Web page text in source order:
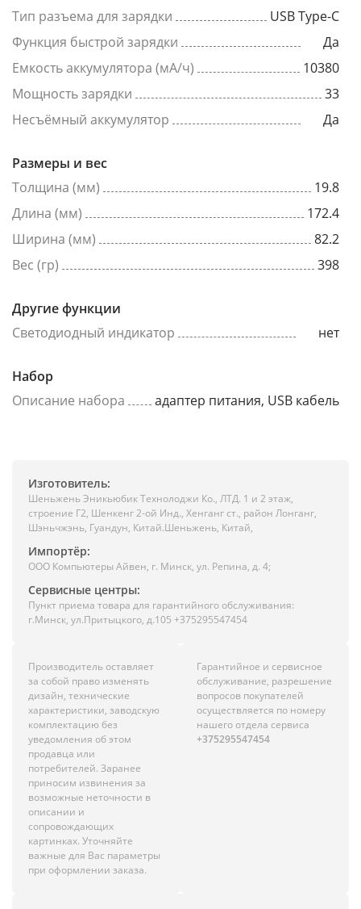
Тип разъема для зарядки
USB Type-C
Функция быстрой зарядки
Да
Емкость аккумулятора (мА/ч)
10380
Мощность зарядки
33
Несъёмный аккумулятор
Да
Размеры и вес
Толщина (мм)
19.8
Длина (мм)
172.4
Ширина (мм)
82.2
Вес (гр)
398
Другие функции
Светодиодный индикатор
нет
Набор
Описание набора
адаптер питания, USB кабель
Изготовитель:
Шеньжень Эникьюбик Технолоджи Ко., ЛТД. 1 и 2 этаж,
строение Г2, Шенкенг 2-ой Инд., Хенганг ст., район Лонганг,
Шэньчжэнь, Гуандун, Китай.Шеньжень, Китай,
Импортёр:
ООО Компьютеры Айвен, г. Минск, ул. Репина, д. 4;
Сервисные центры:
Пункт приема товара для гарантийного обслуживания:
г.Минск, ул.Притыцкого, д.105 +375295547454
Производитель оставляет
за собой право изменять
дизайн, технические
характеристики, заводскую
комплектацию без
уведомления об этом
продавца или
потребителей. Заранее
приносим извинения за
возможные неточности в
описании и
сопровождающих
картинках. Уточняйте
важные для Вас параметры
при оформлении заказа.
Гарантийное и сервисное
обслуживание, разрешение
вопросов покупателей
осуществляется по номеру
нашего отдела сервиса
+375295547454